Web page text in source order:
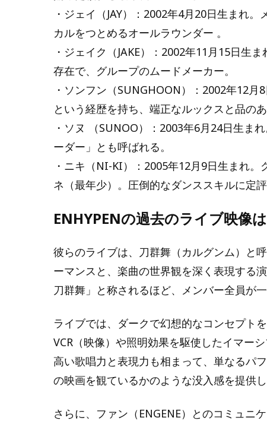
・ジェイ（JAY）：2002年4月20日生まれ
カルをつとめるオールラウンダー 。
・ジェイク（JAKE）：2002年11月15日生
存在で、グループのムードメーカー。
・ソンフン（SUNGHOON）：2002年12
という経歴を持ち、端正なルックスと品のあ
・ソヌ （SUNOO）：2003年6月24日生ま
ーダー」とも呼ばれる。
・ニキ（NI-KI）：2005年12月9日生まれ
ネ（最年少）。圧倒的なダンススキルに定評
ENHYPENの過去のライブ映像
彼らのライブは、刀群舞（カルグンム）と
ーマンスと、楽曲の世界観を深く表現する
刀群舞」と称されるほど、メンバー全員が
ライブでは、ダークで幻想的なコンセプト
VCR（映像）や照明効果を駆使したイマー
高い歌唱力と表現力も相まって、単なるパ
の映画を観ているかのような没入感を提供し
さらに、ファン（ENGENE）とのコミュニ